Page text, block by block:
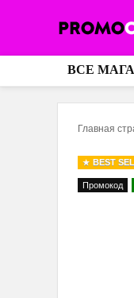
ВСЕ
Главная
BEST
Промокод